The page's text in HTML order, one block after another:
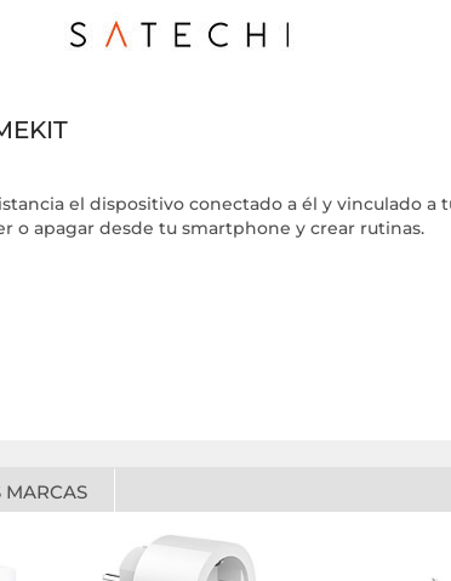
el dispositivo conectado a él y vinculado
apagar desde tu smartphone y crear rutinas.
MARCAS